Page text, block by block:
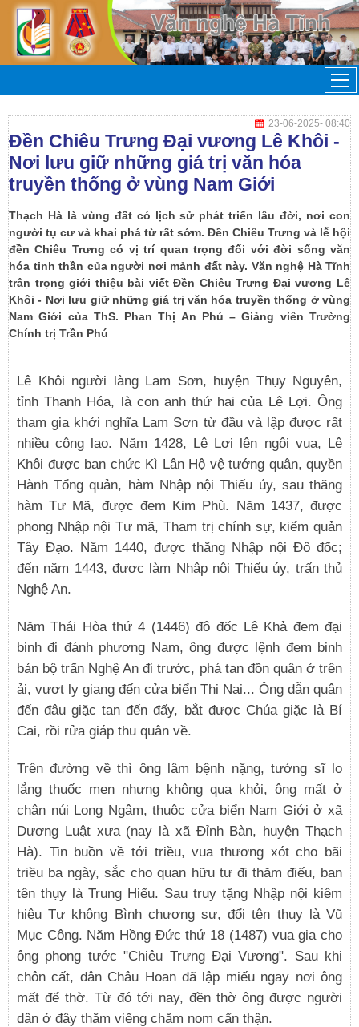
23-06-2025- 08:40
Đền Chiêu Trưng Đại vương Lê Khôi -
Nơi lưu giữ những giá trị văn hóa
truyền thống ở vùng Nam Giới
Thạch Hà là vùng đất có lịch sử phát triển lâu đời, nơi con
người tụ cư và khai phá từ rất sớm. Đền Chiêu Trưng và lễ hội
đền Chiêu Trưng có vị trí quan trọng đối với đời sống văn
hóa tinh thần của người nơi mảnh đất này. Văn nghệ Hà Tĩnh
trân trọng giới thiệu bài viết Đền Chiêu Trưng Đại vương Lê
Khôi - Nơi lưu giữ những giá trị văn hóa truyền thống ở vùng
Nam Giới của ThS. Phan Thị An Phú – Giảng viên Trường
Chính trị Trần Phú
Lê Khôi người làng Lam Sơn, huyện Thụy Nguyên,
tỉnh Thanh Hóa, là con anh thứ hai của Lê Lợi. Ông
tham gia khởi nghĩa Lam Sơn từ đầu và lập được rất
nhiều công lao. Năm 1428, Lê Lợi lên ngôi vua, Lê
Khôi được ban chức Kì Lân Hộ vệ tướng quân, quyền
Hành Tổng quản, hàm Nhập nội Thiếu úy, sau thăng
hàm Tư Mã, được đem Kim Phù. Năm 1437, được
phong Nhập nội Tư mã, Tham trị chính sự, kiểm quản
Tây Đạo. Năm 1440, được thăng Nhập nội Đô đốc;
đến năm 1443, được làm Nhập nội Thiếu úy, trấn thủ
Nghệ An.
Năm Thái Hòa thứ 4 (1446) đô đốc Lê Khả đem đại
binh đi đánh phương Nam, ông được lệnh đem binh
bản bộ trấn Nghệ An đi trước, phá tan đồn quân ở trên
ải, vượt ly giang đến cửa biển Thị Nại... Ông dẫn quân
đến đâu giặc tan đến đấy, bắt được Chúa giặc là Bí
Cai, rồi rửa giáp thu quân về.
Trên đường về thì ông lâm bệnh nặng, tướng sĩ lo
lắng thuốc men nhưng không qua khỏi, ông mất ở
chân núi Long Ngâm, thuộc cửa biển Nam Giới ở xã
Dương Luật xưa (nay là xã Đỉnh Bàn, huyện Thạch
Hà). Tin buồn về tới triều, vua thương xót cho bãi
triều ba ngày, sắc cho quan hữu tư đi thăm điếu, ban
tên thụy là Trung Hiếu. Sau truy tặng Nhập nội kiêm
hiệu Tư không Bình chương sự, đổi tên thụy là Vũ
Mục Công. Năm Hồng Đức thứ 18 (1487) vua gia cho
ông phong tước "Chiêu Trưng Đại Vương". Sau khi
chôn cất, dân Châu Hoan đã lập miếu ngay nơi ông
mất để thờ. Từ đó tới nay, đền thờ ông được người
dân ở đây thăm viếng chăm nom cẩn thận.